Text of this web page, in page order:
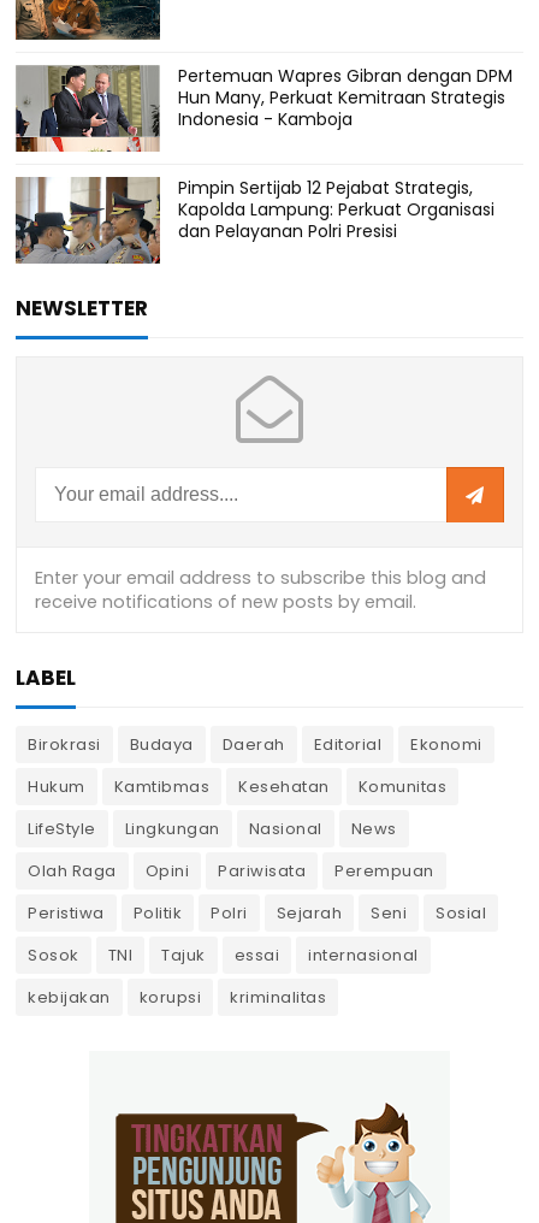
Pertemuan Wapres Gibran dengan DPM
Hun Many, Perkuat Kemitraan Strategis
Indonesia - Kamboja
Pimpin Sertijab 12 Pejabat Strategis,
Kapolda Lampung: Perkuat Organisasi
dan Pelayanan Polri Presisi
NEWSLETTER
LABEL
Birokrasi Budaya Daerah Editorial
Ekonomi
Hukum
Kamtibmas Kesehatan
Komunitas
LifeStyle
Lingkungan Nasional
News
Olah Raga
Opini Pariwisata
Perempuan
Peristiwa
Politik Polri Sejarah Seni
Sosial
Sosok
TNI Tajuk essai
internasional
kebijakan
korupsi kriminalitas